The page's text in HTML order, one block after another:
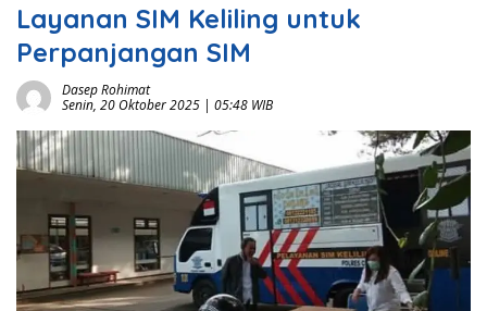
Layanan SIM Keliling untuk
Perpanjangan SIM
Dasep Rohimat
Senin, 20 Oktober 2025 | 05:48 WIB